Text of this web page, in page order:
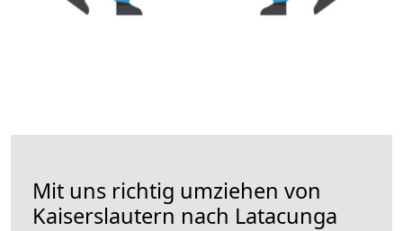
Mit uns richtig umziehen von
Kaiserslautern nach Latacunga